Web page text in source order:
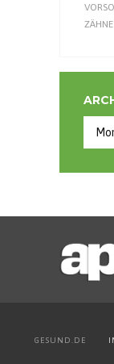
ZÄHNE
GESUND.DE